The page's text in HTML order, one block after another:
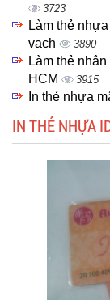
3723
Làm thẻ
vạch
3890
Làm thẻ
HCM
3915
In thẻ nhựa
IN THẺ NHỰA